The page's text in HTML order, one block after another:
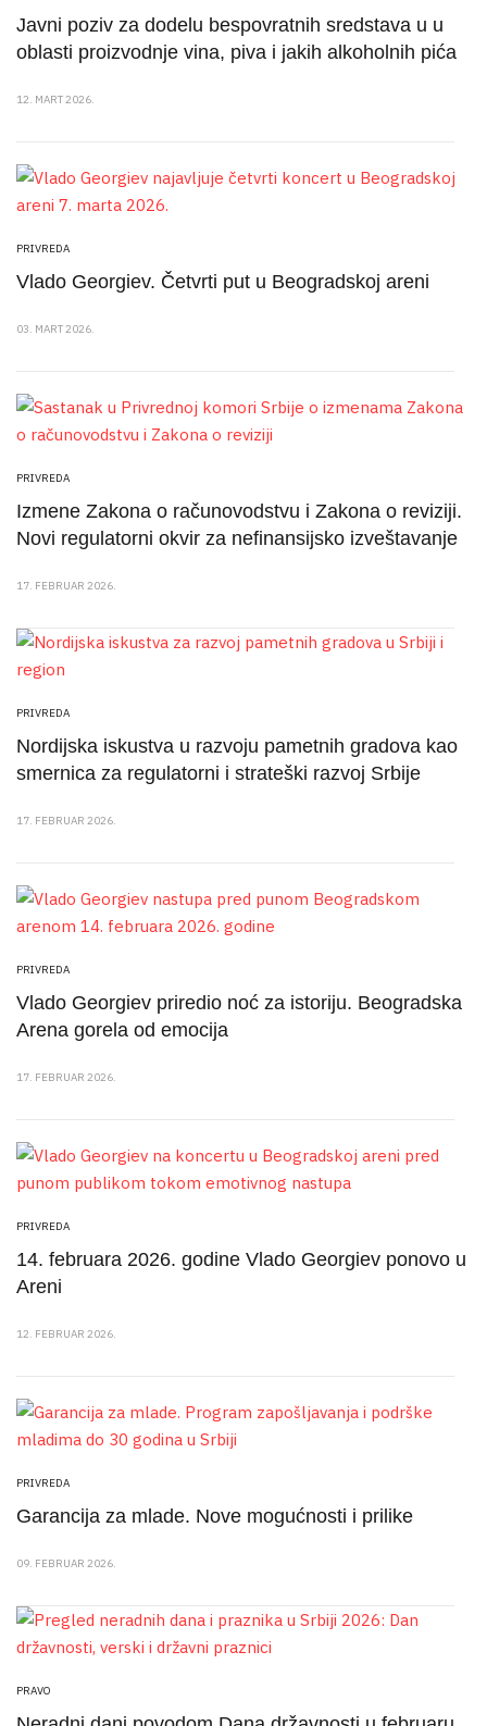
Javni poziv za dodelu bespovratnih sredstava u u
oblasti proizvodnje vina, piva i jakih alkoholnih pića
12. MART 2026.
PRIVREDA
Vlado Georgiev. Četvrti put u Beogradskoj areni
03. MART 2026.
PRIVREDA
Izmene Zakona o računovodstvu i Zakona o reviziji.
Novi regulatorni okvir za nefinansijsko izveštavanje
17. FEBRUAR 2026.
PRIVREDA
Nordijska iskustva u razvoju pametnih gradova kao
smernica za regulatorni i strateški razvoj Srbije
17. FEBRUAR 2026.
PRIVREDA
Vlado Georgiev priredio noć za istoriju. Beogradska
Arena gorela od emocija
17. FEBRUAR 2026.
PRIVREDA
14. februara 2026. godine Vlado Georgiev ponovo u
Areni
12. FEBRUAR 2026.
PRIVREDA
Garancija za mlade. Nove mogućnosti i prilike
09. FEBRUAR 2026.
PRAVO